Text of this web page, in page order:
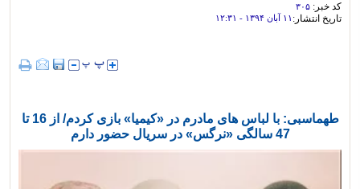
کد خبر: ۳۰۵
تاریخ انتشار: ۱۱ آبان ۱۳۹۴ - ۱۲:۳۱
طهماسبی: با لباس های مادرم در «کیمیا» بازی کردم/ از 16 تا
47 سالگی «نرگس» در سریال حضور دارم